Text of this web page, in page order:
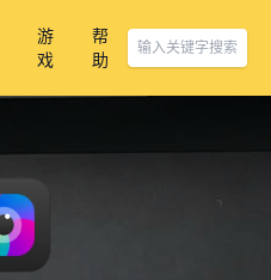
游
戏
帮
助